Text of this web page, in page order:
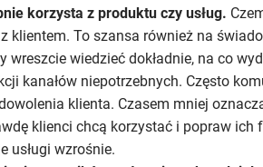
korzysta z produktu czy usług.
klientem. To szansa również na
wiedzieć dokładnie, na co
kanałów niepotrzebnych. Często
klienta. Czasem mniej
klienci chcą korzystać i popraw ich
usługi wzrośnie.